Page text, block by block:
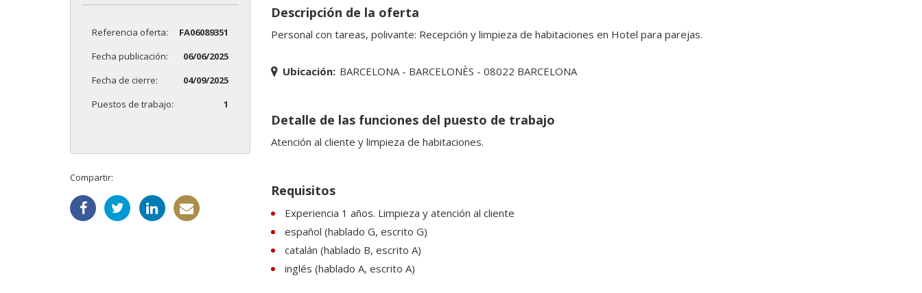
Referencia oferta:
FA06089351
Fecha publicación:
06/06/2025
Fecha de cierre:
04/09/2025
Puestos de trabajo:
1
Compartir:
Descripción de la oferta
Personal con tareas, polivante: Recepción y limpieza de habitaciones en Hotel para parejas.
Ubicación: BARCELONA - BARCELONÈS - 08022 BARCELONA
Detalle de las funciones del puesto de trabajo
Atención al cliente y limpieza de habitaciones.
Requisitos
Experiencia 1 años. Limpieza y atención al cliente
español (hablado G, escrito G)
catalán (hablado B, escrito A)
inglés (hablado A, escrito A)